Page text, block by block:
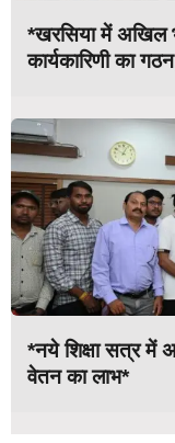
*खरसिया में अखिल
कार्यकारिणी का
*नये शिक्षा सत्र में
वेतन का लाभ*